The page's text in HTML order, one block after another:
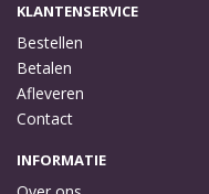
KLANTENSERVICE
Bestellen
Betalen
Afleveren
Contact
INFORMATIE